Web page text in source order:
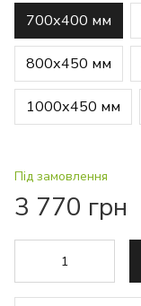
700х400 мм
800х450 мм
1000х450 мм
Під замовлення
3 770 грн